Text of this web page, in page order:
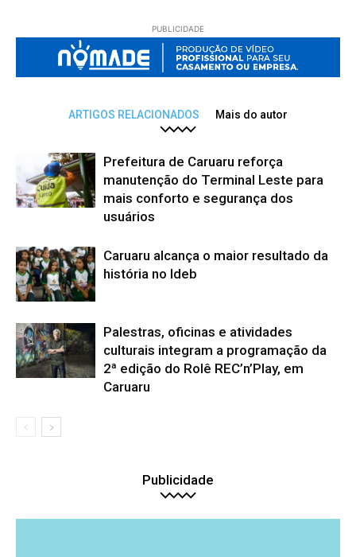
PUBLICIDADE
ARTIGOS RELACIONADOS Mais do autor
Prefeitura de Caruaru reforça
manutenção do Terminal Leste para
mais conforto e segurança dos
usuários
Caruaru alcança o maior resultado da
história no Ideb
Palestras, oficinas e atividades
culturais integram a programação da
2ª edição do Rolê REC’n’Play, em
Caruaru
Publicidade